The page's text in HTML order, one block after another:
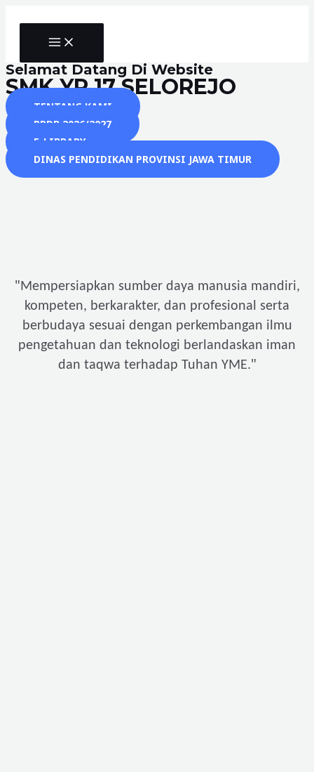
MAIN
MENU
Selamat Datang Di Website
SMK YP 17 SELOREJO
TENTANG KAMI
PPDB 2026/2027
E-LIBRARY
DINAS PENDIDIKAN PROVINSI JAWA TIMUR
"Mempersiapkan sumber daya manusia mandiri,
kompeten, berkarakter, dan profesional serta
berbudaya sesuai dengan perkembangan ilmu
pengetahuan dan teknologi berlandaskan iman
dan taqwa terhadap Tuhan YME."